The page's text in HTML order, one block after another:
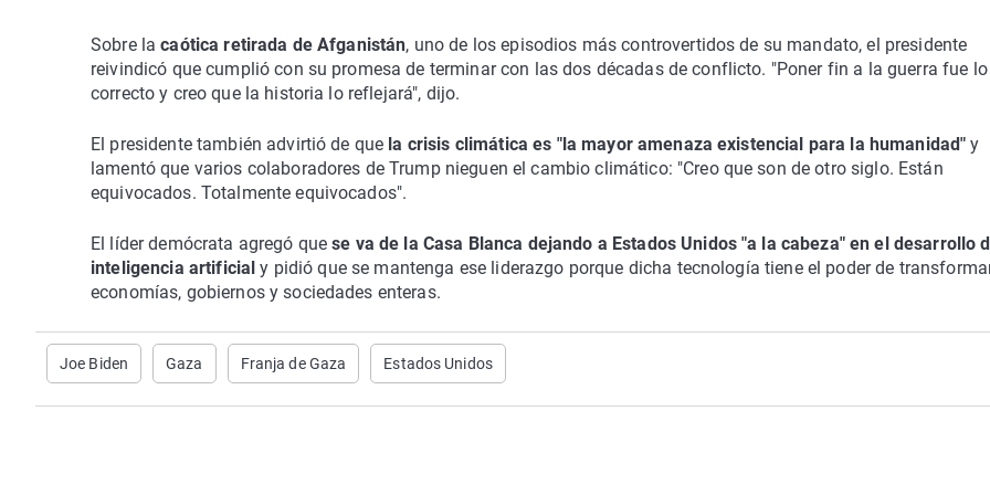
Sobre lacaótica retirada de Afganistán, uno de los episodios más controvertidos de su mandato, el presidente
reivindicó que cumplió con su promesa de terminar con las dos décadas de conflicto. "Poner fin a la guerra fue lo
correcto y creo que la historia lo reflejará", dijo.
El presidente también advirtió de que la crisis climática es "la mayor amenaza existencial para la humanidad" y
lamentó que varios colaboradores de Trump nieguen el cambio climático: "Creo que son de otro siglo. Están
equivocados. Totalmente equivocados".
El líder demócrata agregó quese va de la Casa Blanca dejando a Estados Unidos "a la cabeza" en el desarrollo
inteligencia artificial y pidió que se mantenga ese liderazgo porque dicha tecnología tiene el poder de
economías, gobiernos y sociedades enteras.
Joe Biden Gaza Franja de Gaza Estados Unidos